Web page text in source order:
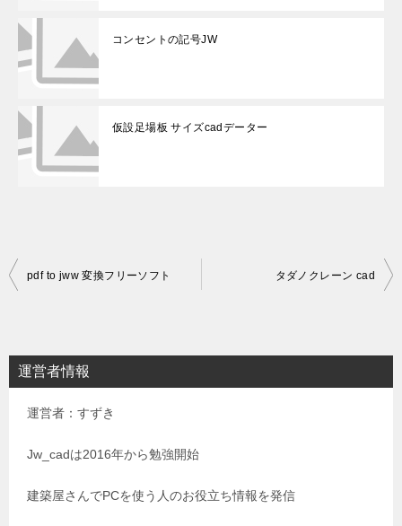
コンセントの記号JW
仮設足場板 サイズcadデーター
投
ビ
ゲ
pdf to jww 変換フリーソフト タダノクレーン cad
運営者情報
運営者：すずき
Jw_cadは2016年から勉強開始
建築屋さんでPCを使う人のお役立ち情報を発信